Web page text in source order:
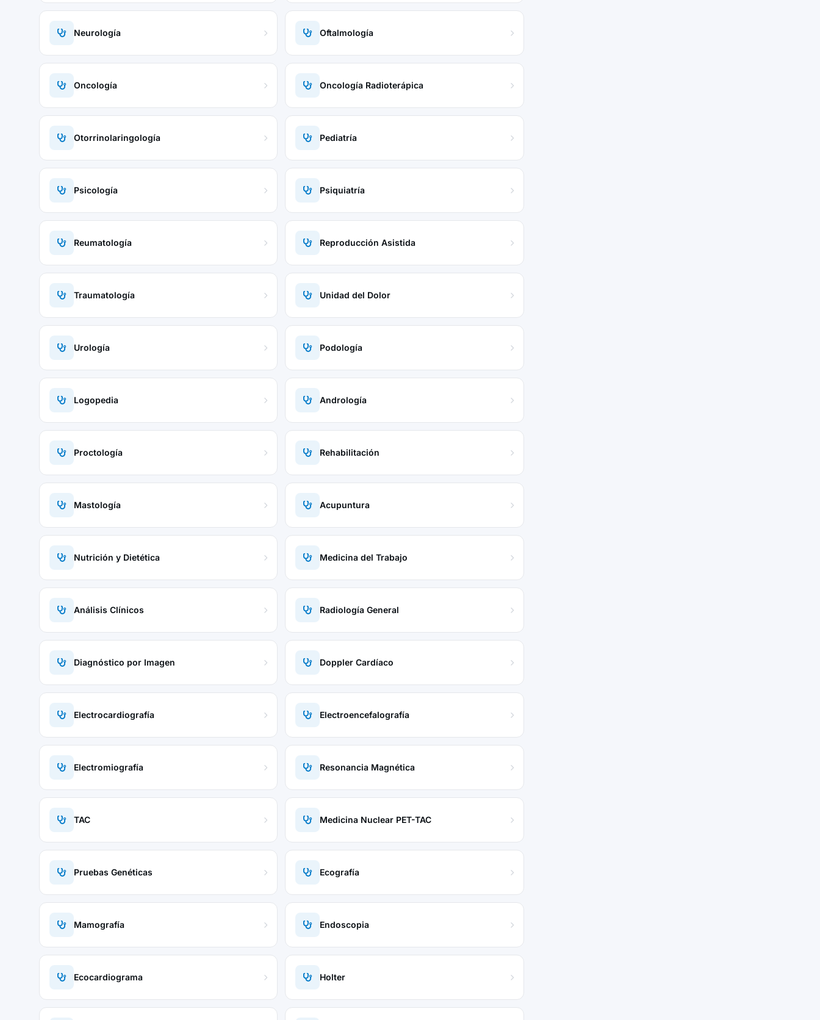
Neurología Oftalmología
Oncología Oncología Radioterápica
Otorrinolaringología Pediatría
Psicología Psiquiatría
Reumatología Reproducción Asistida
Traumatología Unidad del Dolor
Urología Podología
Logopedia Andrología
Proctología Rehabilitación
Mastología Acupuntura
Nutrición y Dietética Medicina del Trabajo
Análisis Clínicos Radiología General
Diagnóstico por Imagen Doppler Cardíaco
Electrocardiografía Electroencefalografía
Electromiografía Resonancia Magnética
TAC Medicina Nuclear PET-TAC
Pruebas Genéticas Ecografía
Mamografía Endoscopia
Ecocardiograma Holter